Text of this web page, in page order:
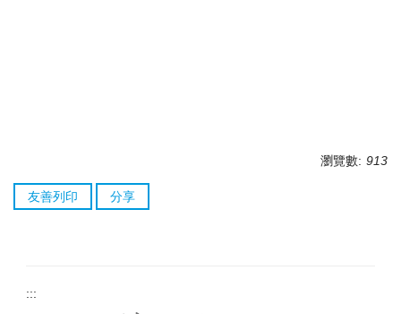
瀏覽數: 913
友善列印 分享
:::